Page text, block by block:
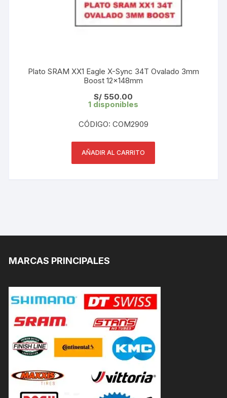
Plato SRAM XX1 Eagle X-Sync 34T Ovalado 3mm
Boost 12x148mm
S/ 550.00
1 disponibles
CÓDIGO: COM2909
AÑADIR AL CARRITO
MARCAS PRINCIPALES